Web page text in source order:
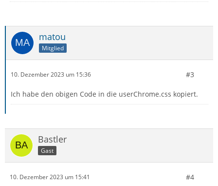
matou
Mitglied
10. Dezember 2023 um 15:36 #3
Ich habe den obigen Code in die userChrome.css kopiert.
Bastler
Gast
10. Dezember 2023 um 15:41 #4